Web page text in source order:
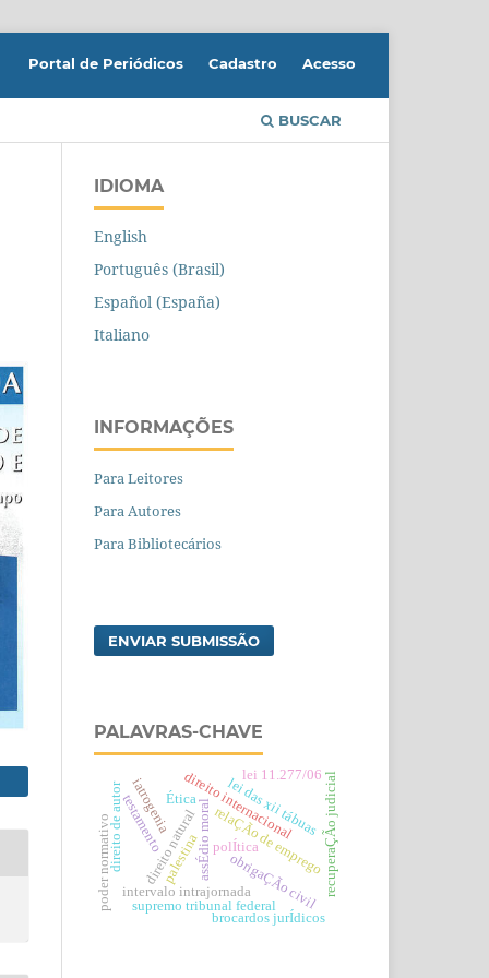
BUSCAR
Portal de Periódicos Cadastro Acesso
IDIOMA
English
Português (Brasil)
Español (España)
Italiano
INFORMAÇÕES
Para Leitores
Para Autores
Para Bibliotecários
ENVIAR SUBMISSÃO
PALAVRAS-CHAVE
assÉdio moral
intervalo intrajornada
direito internacional
relaÇÃo de emprego
obrigaÇÃo civil
direito natural recuperaÇÃo judicial
testamento
supremo tribunal federal
direito de autor
poder normativo polÍtica
lei das xii tábuas
lei 11.277/06
brocardos jurÍdicos
iatrogeniaÉtica
palestina